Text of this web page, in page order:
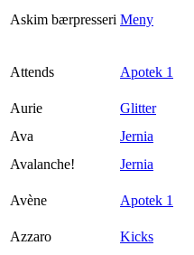
Askim bærpresseri Meny
Attends
Apotek 1
Aurie
Glitter
Ava
Jernia
Avalanche!
Jernia
Avène
Apotek 1
Azzaro
Kicks